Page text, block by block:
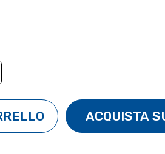
QUANTITÀ: